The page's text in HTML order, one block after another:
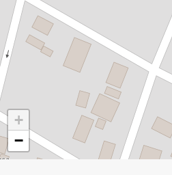
+
−